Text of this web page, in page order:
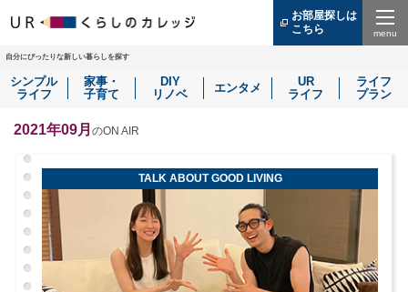
お部屋探しは
こちら
（別
ウ
ド
ウ
す）
自分にぴったりな新しい暮らしを探す
シンプル
ライフ
家事・
子育て
DIY
リノベ
エンタメ
UR
ライフ
ライフ
プラン
2021年09月 のON AIR
TALK ABOUT GOOD LIVING